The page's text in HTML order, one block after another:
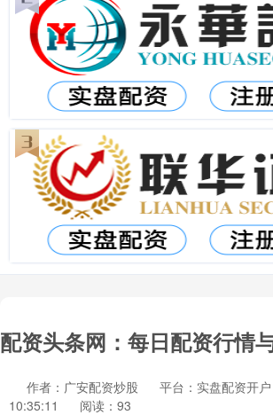
配资头条网：每日配资行情
作者：广安配资炒股 平台：实盘配资开户
10:35:11
阅读：93